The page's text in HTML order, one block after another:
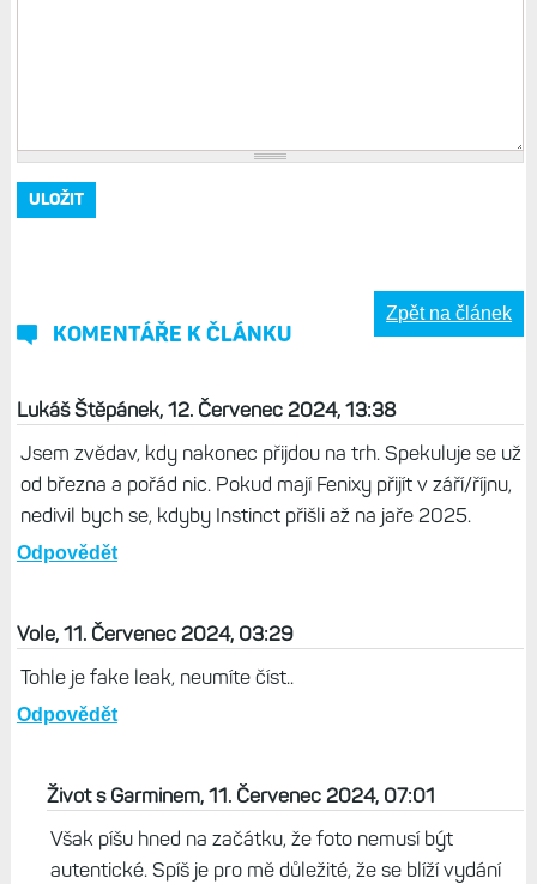
KOMENTÁŘE K ČLÁNKU
Zpět na článek
Lukáš Štěpánek, 12. Červenec 2024, 13:38
Jsem zvědav, kdy nakonec přijdou na trh. Spekuluje se už
od března a pořád nic. Pokud mají Fenixy přijít v září/říjnu,
nedivil bych se, kdyby Instinct přišli až na jaře 2025.
Odpovědět
Vole, 11. Červenec 2024, 03:29
Tohle je fake leak, neumíte číst..
Odpovědět
Život s Garminem, 11. Červenec 2024, 07:01
Však píšu hned na začátku, že foto nemusí být
autentické. Spíš je pro mě důležité, že se blíží vydání